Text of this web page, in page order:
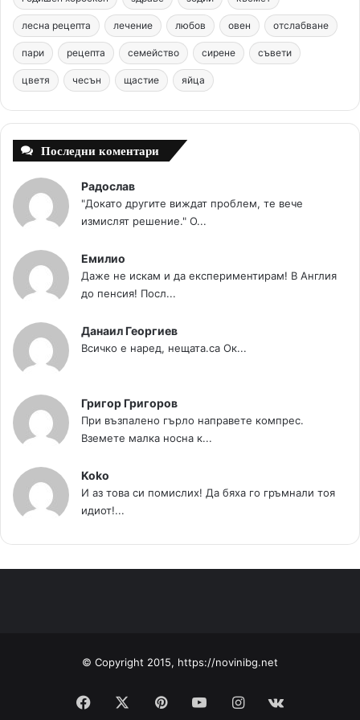
o
o
k
r
e
s
t
b
e
g
r
m
m
лесна рецепта лечение любов овен отслабване
пари рецепта семейство сирене съвети
цветя чесън щастие яйца
Последни коментари
Радослав
"Докато другите виждат проблем, те вече
измислят решение." О...
Емилио
Даже не искам и да експериментирам! В Англия
до пенсия! Посл...
Данаил Георгиев
Всичко е наред, нещата.са Ок...
Григор Григоров
При възпалено гърло направете компрес.
Вземете малка носна к...
Koko
И аз това си помислих! Да бяха го гръмнали тоя
идиот!...
© Copyright 2015, https://novinibg.net
Facebook PinterestYouTubeInstagram